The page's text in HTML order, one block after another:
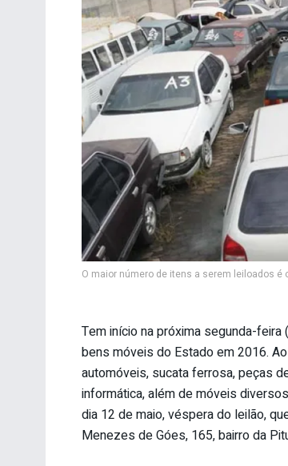
O maior número de itens a serem leiloados
Tem início na próxima segunda-
bens móveis do Estado em 2016.
automóveis, sucata ferrosa, peças
informática, além de móveis
dia 12 de maio, véspera do leilão,
Menezes de Góes, 165, bairro da